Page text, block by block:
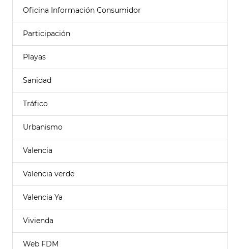
Oficina Información Consumidor
Participación
Playas
Sanidad
Tráfico
Urbanismo
Valencia
Valencia verde
Valencia Ya
Vivienda
Web FDM